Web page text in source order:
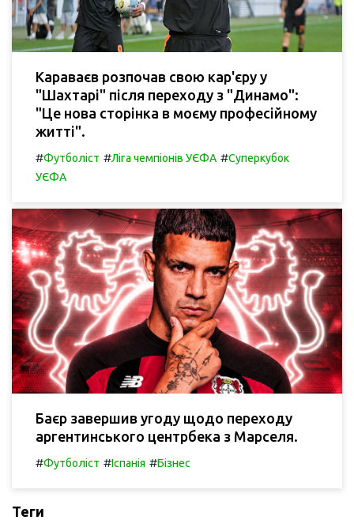
Караваєв розпочав свою кар'єру у
"Шахтарі" після переходу з "Динамо":
"Це нова сторінка в моєму професійному
житті".
#Футболіст #Ліга чемпіонів УЄФА #Суперкубок
УЄФА
Баєр завершив угоду щодо переходу
аргентинського центрбека з Марселя.
#Футболіст #Іспанія #Бізнес
Теги